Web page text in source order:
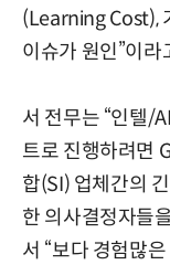
(Learning Cost),
이슈가 원인”이라
서 전무는 “인텔/
트로 진행하려면
합(SI) 업체간의
한 의사결정자들
서 “보다 경험많